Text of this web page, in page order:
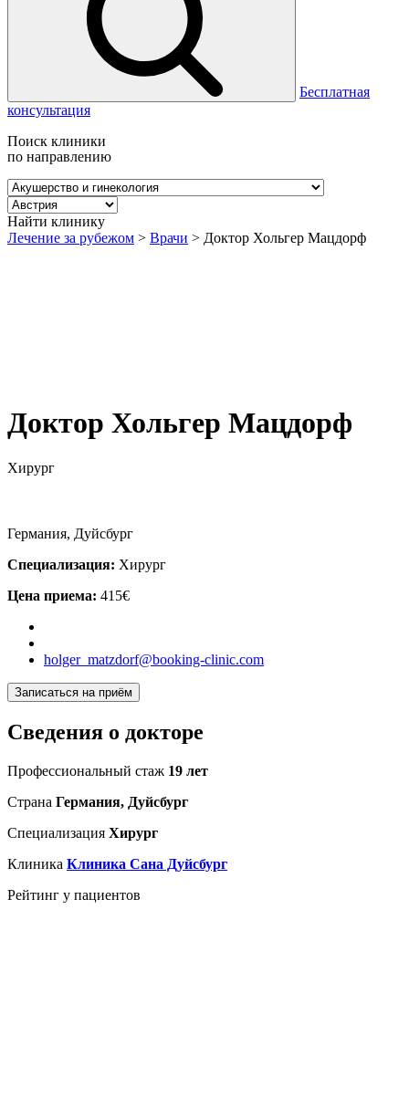
Бесплатная
консультация
Поиск клиники
по направлению
Найти клинику
Лечение за рубежом > Врачи > Доктор Хольгер Мацдорф
Доктор Хольгер Мацдорф
Хирург
Германия, Дуйсбург
Специализация: Хирург
Цена приема: 415€
holger_matzdorf@booking-clinic.com
Записаться на приём
Сведения о докторе
Профессиональный стаж 19 лет
Страна Германия, Дуйсбург
Специализация Хирург
Клиника Клиника Сана Дуйсбург
Рейтинг у пациентов